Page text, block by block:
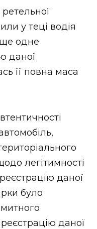
у теці водія
одне
даної
її повна маса
легітимності
даної
було
даної